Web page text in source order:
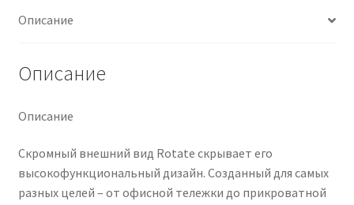
кондиционеров по оптовым ценам, ниже рыночных
кондиционирования
Прокладка трасс для кондиционеров
Описание
Описание
Описание
Скромный внешний вид Rotate скрывает его
высокофункциональный дизайн. Созданный для самых
разных целей – от офисной тележки до прикроватной